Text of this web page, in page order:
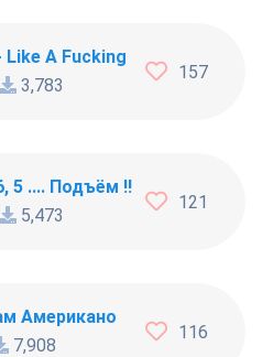
A Fucking Newbie
3,783
157
5 .... Подъём !!!
5,473
121
Американо
7,908
116